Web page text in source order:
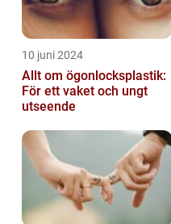
10 juni 2024
Allt om ögonlocksplastik:
För ett vaket och ungt
utseende